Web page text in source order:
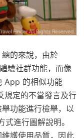
的來說，由於
驗社群功能，而像
App 的相似功能
規定的不當發言及行
功能進行檢舉，以
進行圖解說明。
護使用品質，因此